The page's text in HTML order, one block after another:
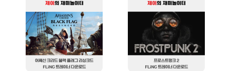
략 [복각] | 블루 아카
이브
v14.0+] 다운로드